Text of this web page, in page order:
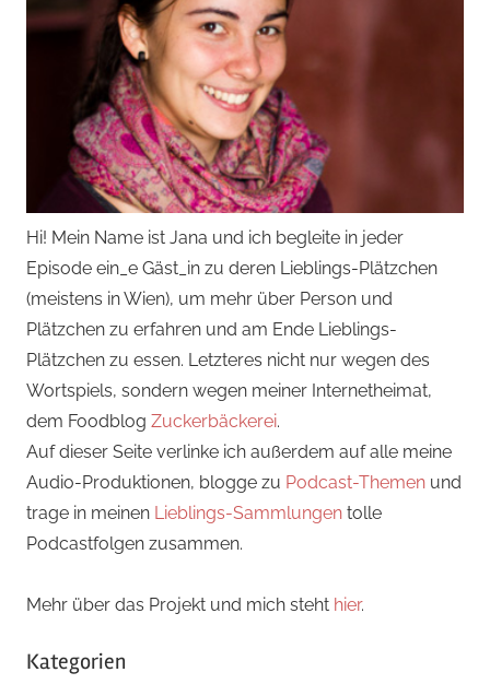
Hi! Mein Name ist Jana und ich begleite in jeder
Episode ein_e Gäst_in zu deren Lieblings-Plätzchen
(meistens in Wien), um mehr über Person und
Plätzchen zu erfahren und am Ende Lieblings-
Plätzchen zu essen. Letzteres nicht nur wegen des
Wortspiels, sondern wegen meiner Internetheimat,
dem Foodblog Zuckerbäckerei.
Auf dieser Seite verlinke ich außerdem auf alle meine
Audio-Produktionen, blogge zu Podcast-Themen und
trage in meinen Lieblings-Sammlungen tolle
Podcastfolgen zusammen.
Mehr über das Projekt und mich steht hier.
Kategorien